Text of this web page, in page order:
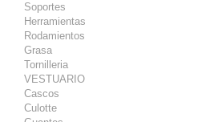
Soportes
Herramientas
Rodamientos
Grasa
Tornilleria
VESTUARIO
Cascos
Culotte